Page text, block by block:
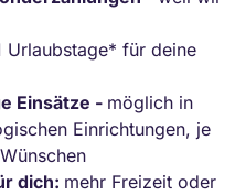
Urlaubstage* für deine
Einsätze - möglich in
Einrichtungen, je
dich: mehr Freizeit oder